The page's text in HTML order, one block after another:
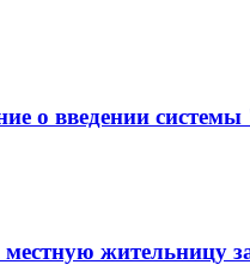
о введении
жительницу